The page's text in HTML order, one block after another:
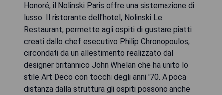
Honoré, il Nolinski Paris offre una sistemazione di
lusso. Il ristorante dell'hotel, Nolinski Le
Restaurant, permette agli ospiti di gustare piatti
creati dallo chef esecutivo Philip Chronopoulos,
circondati da un allestimento realizzato dal
designer britannico John Whelan che ha unito lo
stile Art Deco con tocchi degli anni '70. A poca
distanza dalla struttura gli ospiti possono anche